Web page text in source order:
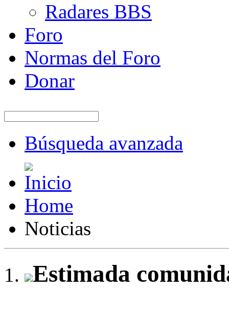
Radares BBS
Foro
Normas del Foro
Donar
Búsqueda avanzada
Home
Noticias
Estimada